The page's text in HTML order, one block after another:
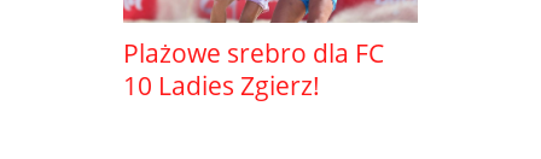
Plażowe srebro dla FC
10 Ladies Zgierz!